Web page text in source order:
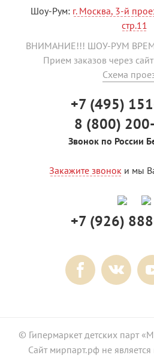
Шоу-Рум: г. Москва, 3-й
стр.11
ВНИМАНИЕ!!! ШОУ-РУМ
Прием заказов через
Схема
+7 (495)
8 (800)
Звонок по России
Закажите звонок и мы
+7 (926)
© Гипермаркет детских парт
Сайт мирпарт.рф не